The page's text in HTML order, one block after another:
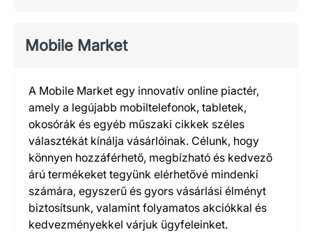
Mobile Market
A Mobile Market egy innovatív online piactér,
amely a legújabb mobiltelefonok, tabletek,
okosórák és egyéb műszaki cikkek széles
választékát kínálja vásárlóinak. Célunk, hogy
könnyen hozzáférhető, megbízható és kedvező
árú termékeket tegyünk elérhetővé mindenki
számára, egyszerű és gyors vásárlási élményt
biztosítsunk, valamint folyamatos akciókkal és
kedvezményekkel várjuk ügyfeleinket.